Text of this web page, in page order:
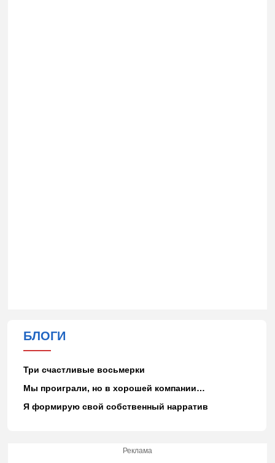
БЛОГИ
Три счастливые восьмерки
Мы проиграли, но в хорошей компании…
Я формирую свой собственный нарратив
Реклама